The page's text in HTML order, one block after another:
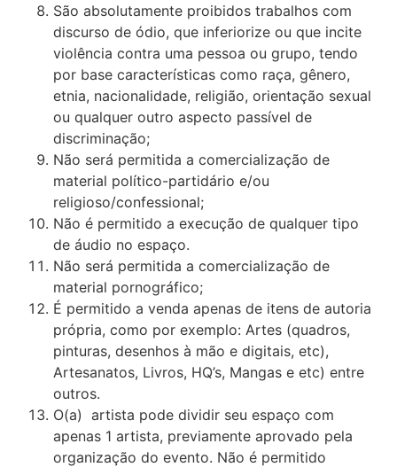
São absolutamente proibidos trabalhos com
discurso de ódio, que inferiorize ou que incite
violência contra uma pessoa ou grupo, tendo
por base características como raça, gênero,
etnia, nacionalidade, religião, orientação sexual
ou qualquer outro aspecto passível de
discriminação;
Não será permitida a comercialização de
material político-partidário e/ou
religioso/confessional;
Não é permitido a execução de qualquer tipo
de áudio no espaço.
Não será permitida a comercialização de
material pornográfico;
É permitido a venda apenas de itens de autoria
própria, como por exemplo: Artes (quadros,
pinturas, desenhos à mão e digitais, etc),
Artesanatos, Livros, HQ’s, Mangas e etc) entre
outros.
O(a) artista pode dividir seu espaço com
apenas 1 artista, previamente aprovado pela
organização do evento. Não é permitido